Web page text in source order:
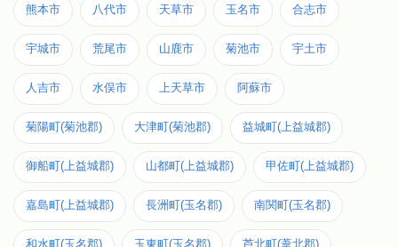
熊本市 八代市 天草市 玉名市 合志市
宇城市 荒尾市 山鹿市 菊池市 宇土市
人吉市 水俣市 上天草市 阿蘇市
菊陽町(菊池郡) 大津町(菊池郡) 益城町(上益城郡)
御船町(上益城郡) 山都町(上益城郡) 甲佐町(上益城郡)
嘉島町(上益城郡) 長洲町(玉名郡) 南関町(玉名郡)
和水町(玉名郡) 玉東町(玉名郡) 芦北町(葦北郡)